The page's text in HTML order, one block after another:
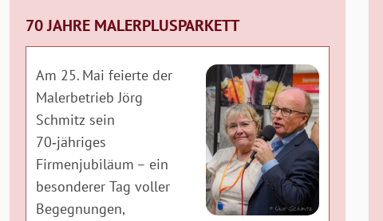
70 JAHRE MALERPLUSPARKETT
Am 25. Mai feierte der
Malerbetrieb Jörg
Schmitz sein
70‑jähriges
Firmenjubiläum – ein
besonderer Tag voller
Begegnungen,